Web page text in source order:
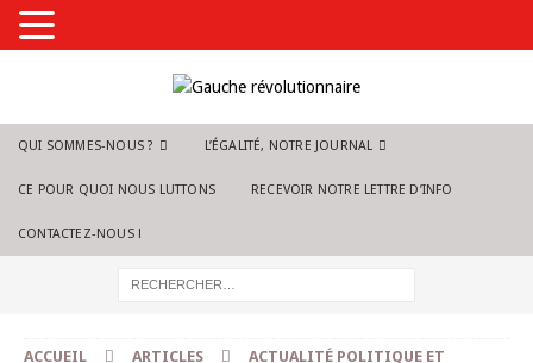
QUI SOMMES-NOUS ? L’ÉGALITÉ, NOTRE JOURNAL
CE POUR QUOI NOUS LUTTONS RECEVOIR NOTRE LETTRE D’INFO
CONTACTEZ-NOUS !
ACCUEIL ARTICLES
ACTUALITÉ POLITIQUE ET